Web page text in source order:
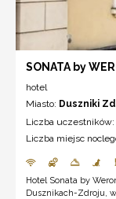
SONATA by
hotel
Miasto: Duszniki
Liczba uczestników:
Liczba miejsc
Hotel Sonata by
Dusznikach-Zdroju, w